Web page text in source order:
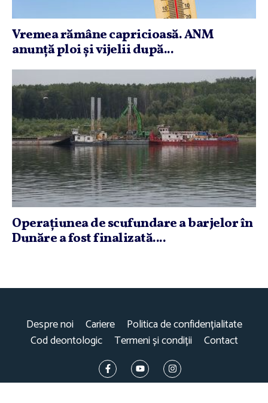
Vremea rămâne capricioasă. ANM
anunţă ploi şi vijelii după...
Operaţiunea de scufundare a barjelor în
Dunăre a fost finalizată....
Despre noi Cariere
Politica de confidențialitate
Cod deontologic
Termeni și condiții Contact